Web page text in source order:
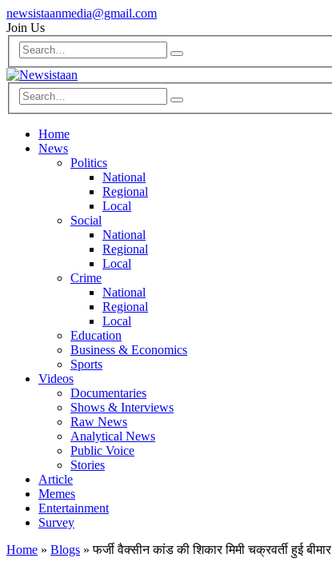
newsistaanmedia@gmail.com
Join Us
Home
News
Politics
National
Regional
Local
Social
National
Regional
Local
Crime
National
Regional
Local
Education
Business & Economics
Sports
Videos
Documentaries
Shows & Interviews
Raw News
Analytical News
Public Voice
Stories
Article
Memes
Entertainment
Survey
Home » Blogs »फर्जी वैक्सीन कांड की शिकार मिमी चक्रवर्ती हुई बीमार